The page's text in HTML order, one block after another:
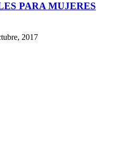
PARA MUJERES
2017